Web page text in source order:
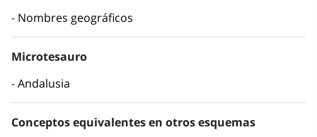
Nombres geográficos
Microtesauro
Andalusia
Conceptos equivalentes en otros esquemas